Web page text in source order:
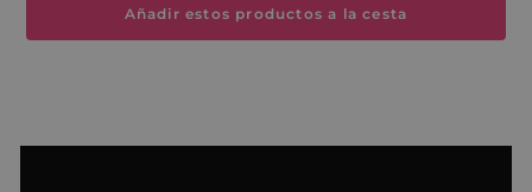
Añadir estos productos a la cesta